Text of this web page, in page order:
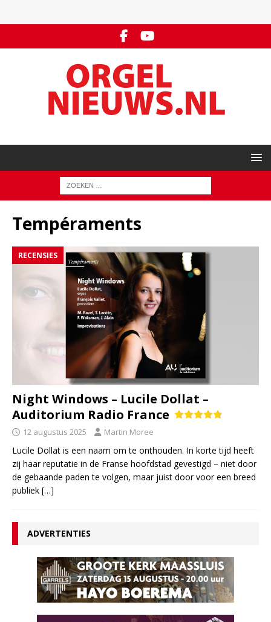
Tempéraments
RECENSIES
Night Windows – Lucile Dollat –
Auditorium Radio France
12 augustus 2025 Martin Moree
Lucile Dollat is een naam om te onthouden. In korte tijd heeft
zij haar reputatie in de Franse hoofdstad gevestigd – niet door
de gebaande paden te volgen, maar juist door voor een breed
publiek […]
ADVERTENTIES